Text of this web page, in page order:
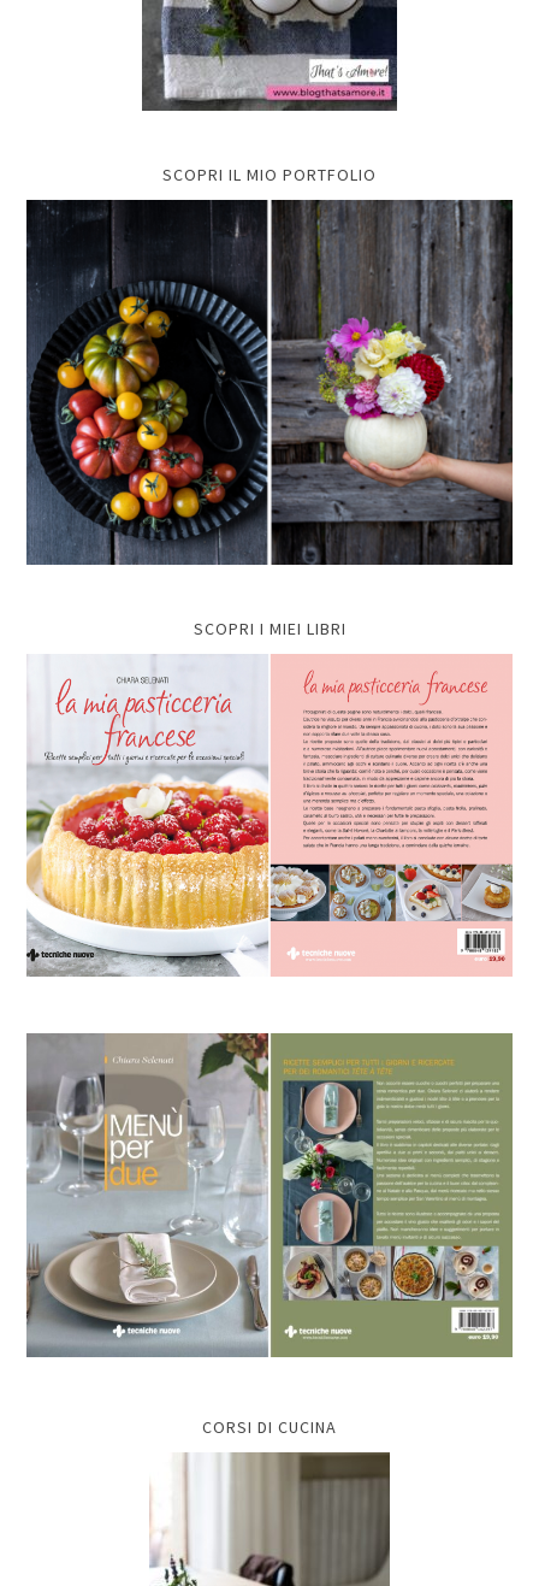
SCOPRI IL MIO PORTFOLIO
SCOPRI I MIEI LIBRI
CORSI DI CUCINA